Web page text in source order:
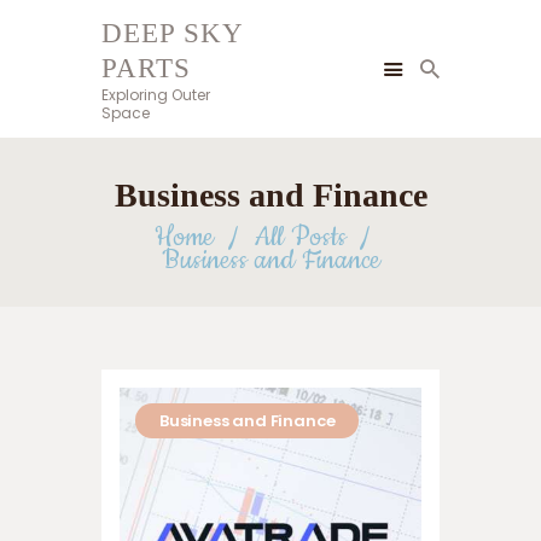
DEEP SKY
PARTS
Exploring Outer
Space
Business and Finance
Home
All Posts
Business and Finance
DEEP SKY PARTS
Exploring Outer Space
BLOG
BUSINESS AND FINANCE
TECHNOLOGY AND
HEALTH AND BEAUTY
HOME AND GARDEN
PETS AND CARE
CONTACT
Business and Finance